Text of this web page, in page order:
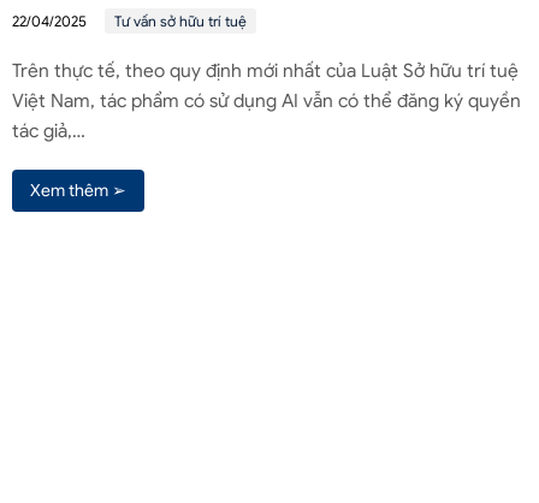
22/04/2025 Tư vấn sở hữu trí tuệ
Trên thực tế, theo quy định mới nhất của Luật Sở hữu trí tuệ
Việt Nam, tác phẩm có sử dụng AI vẫn có thể đăng ký quyền
tác giả,…
Xem thêm ➢